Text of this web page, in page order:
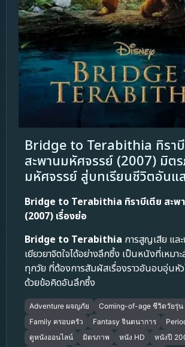
Bridge to Terabithia ทิรา
สะพานมหัศจรรย์ (2007) มิต
มหัศจรรย์ สู่บทเรียนชีวิตอันแ
Bridge to Terabithia ทิราบีเตีย สะพ
(2007) เรื่องย่อ
Bridge to Terabithia การสูญเสีย แล
เยียวยาจิตใจได้อย่างลึกซึ้ง เป็นหนังที่เหมา
ทุกวัย ที่ต้องการสัมผัสเรื่องราวอันอบอุ่นหั
ด้วยข้อคิดอันลึกซึ้ง
Adventure ผจญภัย Coming-of-age ชีวิตวัยรุ่น
Family ครอบครัว
Fantasy จินตนาการ
ดูหนังออนไลน์
มิตรภาพ หนัง HD หนังปี